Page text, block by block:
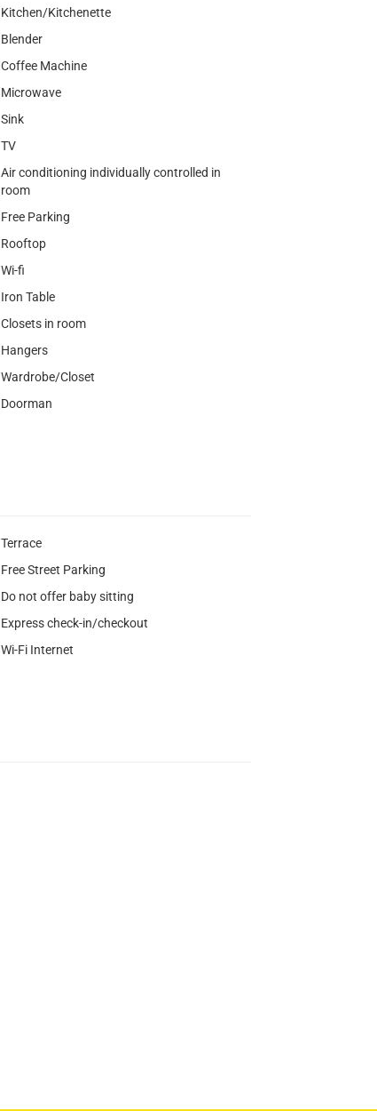
Kitchen/Kitchenette
Blender
Coffee Machine
Microwave
Sink
TV
Air conditioning individually controlled in
room
Free Parking
Rooftop
Wi-fi
Iron Table
Closets in room
Hangers
Wardrobe/Closet
Doorman
Terrace
Free Street Parking
Do not offer baby sitting
Express check-in/checkout
Wi-Fi Internet